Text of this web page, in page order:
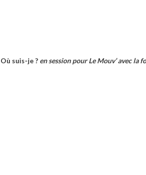
Où suis-je ? en session pour Le Mouv’ avec la